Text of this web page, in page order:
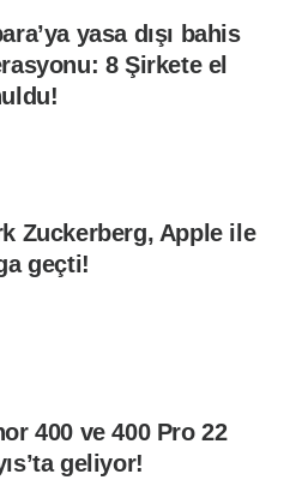
yasa dışı bahis
8 Şirkete el
Zuckerberg, Apple ile
geçti!
400 ve 400 Pro 22
geliyor!